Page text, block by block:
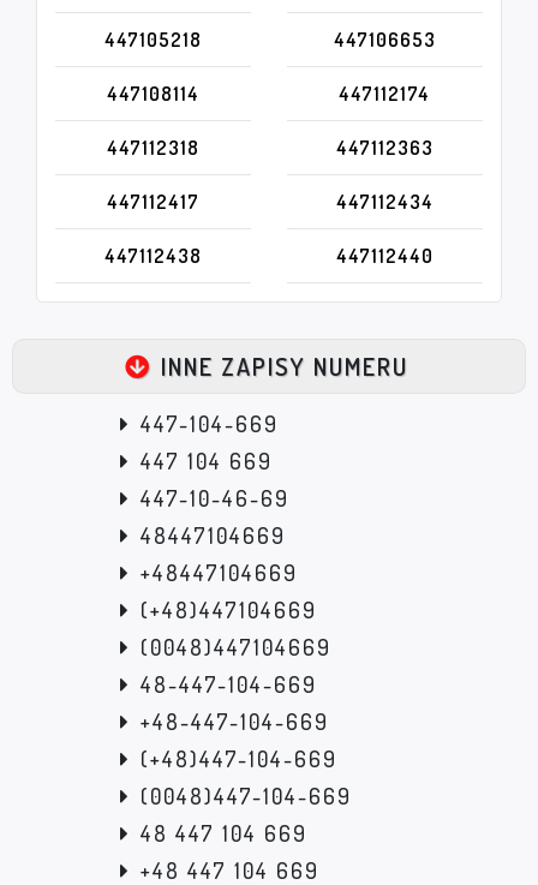
447105218 447106653
447108114 447112174
447112318 447112363
447112417 447112434
447112438 447112440
INNE ZAPISY NUMERU
447-104-669
447 104 669
447-10-46-69
48447104669
+48447104669
(+48)447104669
(0048)447104669
48-447-104-669
+48-447-104-669
(+48)447-104-669
(0048)447-104-669
48 447 104 669
+48 447 104 669